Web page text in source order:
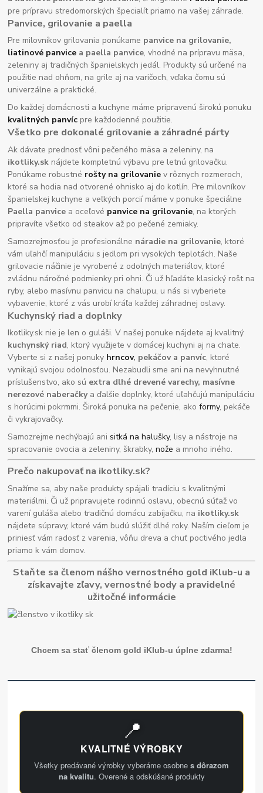
pre prípravu stredomorských špecialít priamo na vašej záhrade.
Panvice, grilovanie a paella
Pre milovníkov grilovania ponúkame panvice na grilovanie,
liatinové panvice a paella panvice, vhodné na prípravu mäsa,
zeleniny aj tradičných španielskych jedál. Produkty sú určené na
použitie nad ohňom, na grile aj na varičoch, vďaka čomu sú
univerzálne a praktické.
Do každej domácnosti a kuchyne máme pripravenú širokú ponuku
kvalitných panvíc pre každodenné použitie.
Všetko pre dokonalé grilovanie a záhradné párty
Ak dávate prednosť vôni pečeného mäsa a zeleniny, na
ikotliky.sk nájdete kompletnú výbavu pre letnú grilovačku.
Ponúkame robustné rošty na grilovanie v rôznych rozmeroch,
ktoré sa hodia nad otvorené ohnisko aj do kotlín. Pre milovníkov
španielskej kuchyne a veľkých porcií máme v ponuke špeciálne
Paella panvice a oceľové panvice na grilovanie, na ktorých
pripravíte všetko od steakov až po pečené zemiaky.
Samozrejmosťou je profesionálne náradie na grilovanie, ktoré
vám uľahčí manipuláciu s jedlom pri vysokých teplotách. Naše
grilovacie náčinie je vyrobené z odolných materiálov, ktoré
zvládnu náročné podmienky pri ohni. Či už hľadáte klasický rošt na
ryby, alebo masívnu panvicu na chalupu, u nás si vyberiete
vybavenie, ktoré z vás urobí kráľa každej záhradnej oslavy.
Kuchynský riad a doplnky
Ikotliky.sk nie je len o guláši. V našej ponuke nájdete aj kvalitný
kuchynský riad, ktorý využijete v domácej kuchyni aj na chate.
Vyberte si z našej ponuky hrncov, pekáčov a panvíc, ktoré
vynikajú svojou odolnosťou. Nezabudli sme ani na nevyhnutné
príslušenstvo, ako sú extra dlhé drevené varechy, masívne
nerezové naberačkya ďalšie doplnky, ktoré uľahčujú manipuláciu
s horúcimi pokrmmi. Široká ponuka na pečenie, akoformy, pekáče
či vykrajovačky.
Samozrejme nechýbajú anisitká na halušky, lisy a nástroje na
spracovanie ovocia a zeleniny, škrabky,nože a mnoho iného.
Prečo nakupovať na ikotliky.sk?
Snažíme sa, aby naše produkty spájali tradíciu s kvalitnými
materiálmi. Či už pripravujete rodinnú oslavu, obecnú súťaž vo
varení guláša alebo tradičnú domácu zabíjačku, na ikotliky.sk
nájdete súpravy, ktoré vám budú slúžiť dlhé roky. Naším cieľom je
priniesť vám radosť z varenia, vôňu dreva a chuť poctivého jedla
priamo k vám domov.
Staňte sa členom nášho vernostného gold iKlub-u a
získavajte zľavy, vernostné body a pravidelné
užitočné informácie
Chcem sa stať členom gold iKlub-u úplne zdarma!
📍
KVALITNÉ VÝROBKY
Všetky predávané výrobky vyberáme osobne s dôrazom
na kvalitu. Overené a odskúšané produkty